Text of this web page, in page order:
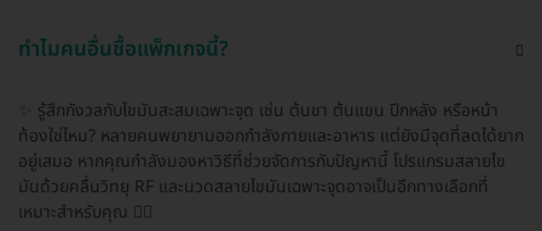
ทำไมคนอื่นซื้อแพ็กเกจนี้?
✨ รู้สึกกังวลกับไขมันสะสมเฉพาะจุด เช่น ต้นขา ต้นแขน ปีกหลัง หรือหน้า
ท้องใช่ไหม? หลายคนพยายามออกกำลังกายและอาหาร แต่ยังมีจุดที่ลดได้ยาก
อยู่เสมอ หากคุณกำลังมองหาวิธีที่ช่วยจัดการกับปัญหานี้ โปรแกรมสลายไข
มันด้วยคลื่นวิทยุ RF และนวดสลายไขมันเฉพาะจุดอาจเป็นอีกทางเลือกที่
เหมาะสำหรับคุณ 🧘‍♀️